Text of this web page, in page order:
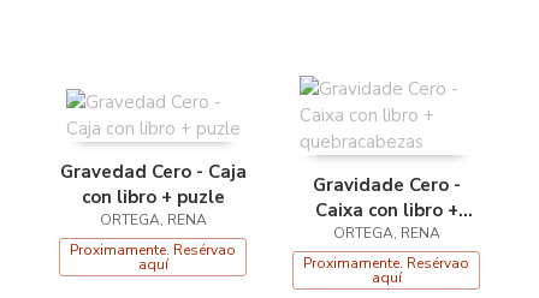
Gravedad Cero - Caja
con libro + puzle
ORTEGA, RENA
Proximamente. Resérvao
aquí
Gravidade Cero -
Caixa con libro +
quebracabezas
ORTEGA, RENA
Proximamente. Resérvao
aquí